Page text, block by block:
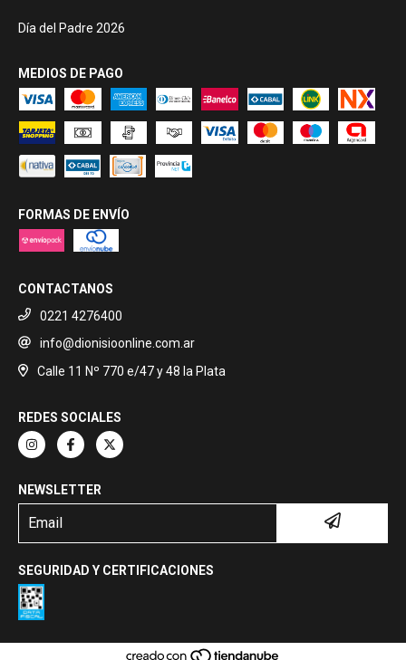
Día del Padre 2026
MEDIOS DE PAGO
FORMAS DE ENVÍO
CONTACTANOS
0221 4276400
info@dionisioonline.com.ar
Calle 11 Nº 770 e/47 y 48 la Plata
REDES SOCIALES
NEWSLETTER
SEGURIDAD Y CERTIFICACIONES